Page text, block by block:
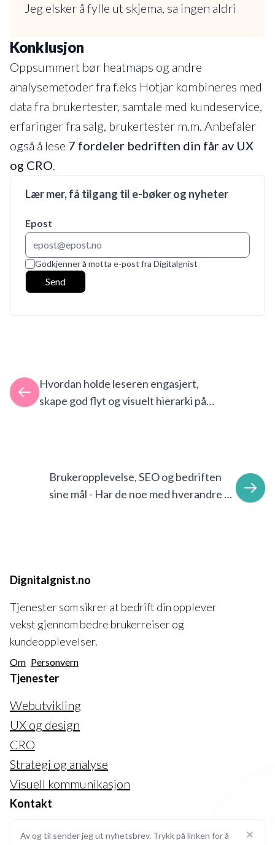
Jeg elsker å fylle ut skjema, sa ingen aldri
Konklusjon
Oppsummert bør heatmaps og andre
analysemetoder fra f.eks Hotjar kombineres med
data fra brukertester, samtale med kundeservice,
erfaringer fra salg, brukertester m.m. Anbefaler
også å lese 7 fordeler bedriften din får av UX
og CRO.
Lær mer, få tilgang til e-bøker og nyheter
Epost
Godkjenner å motta e-post fra Digitalgnist
Send
Hvordan holde leseren engasjert,
skape god flyt og visuelt hierarki på
Brukeropplevelse, SEO og bedriften
sine mål - Har de noe med hverandre å
Av og til sender jeg ut nyhetsbrev. Trykk på linken for å
Steng
Dignitalgnist.no
Tjenester som sikrer at bedrift din opplever
vekst gjennom bedre brukerreiser og
kundeopplevelser.
Om Personvern
Tjenester
Webutvikling
UX og design
CRO
Strategi og analyse
Visuell kommunikasjon
Kontakt
web@digitalgnist.no